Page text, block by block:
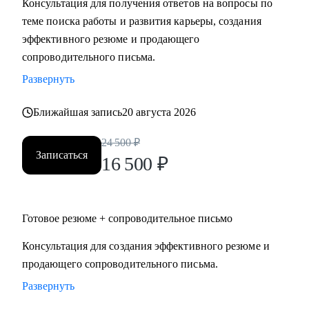
Кому могу помочь:
• карьерного консультирования
• продаж
• маркетинга
• аналитики
• финансов
• логистики
Я помогу вам, даже если вы:
• несколько лет не работали;
Консультация для получения ответов на вопросы по
теме поиска работы и развития карьеры, создания
эффективного резюме и продающего
сопроводительного письма.
Развернуть
Ближайшая запись20 августа 2026
Записаться
24 500 ₽
16 500 ₽
Готовое резюме + сопроводительное письмо
Консультация для создания эффективного резюме и
продающего сопроводительного письма.
Развернуть